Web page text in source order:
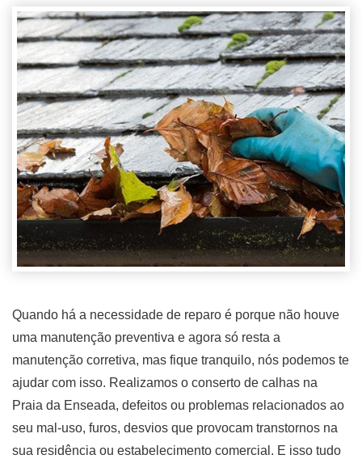
Quando há a necessidade de reparo é porque não houve
uma manutenção preventiva e agora só resta a
manutenção corretiva, mas fique tranquilo, nós podemos te
ajudar com isso. Realizamos o conserto de calhas na
Praia da Enseada, defeitos ou problemas relacionados ao
seu mal-uso, furos, desvios que provocam transtornos na
sua residência ou estabelecimento comercial. E isso tudo